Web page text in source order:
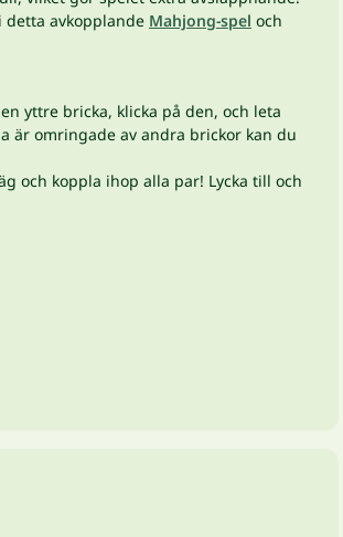
detta avkopplande Mahjong-spel och
yttre bricka, klicka på den, och leta
är omringade av andra brickor kan du
och koppla ihop alla par! Lycka till och